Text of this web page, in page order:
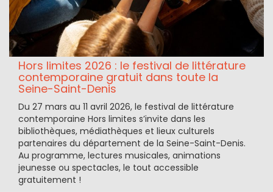
Hors limites 2026 : le festival de littérature
contemporaine gratuit dans toute la
Seine-Saint-Denis
Du 27 mars au 11 avril 2026, le festival de littérature
contemporaine Hors limites s’invite dans les
bibliothèques, médiathèques et lieux culturels
partenaires du département de la Seine-Saint-Denis.
Au programme, lectures musicales, animations
jeunesse ou spectacles, le tout accessible
gratuitement !